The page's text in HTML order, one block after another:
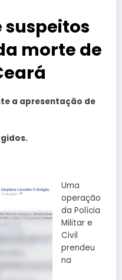
suspeitos
morte de
a apresentação de
Uma
operação
da Polícia
Militar e
Civil
prendeu
na